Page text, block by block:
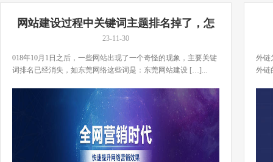
网站建设过程中关键词主题排名掉了，怎
么办？
23-11-30
018年10月1日之后，一些网站出现了一个奇怪的现象，主要关键
词排名已经消失，如东莞网络这些词是：东莞网站建设 […]...
外链
外链